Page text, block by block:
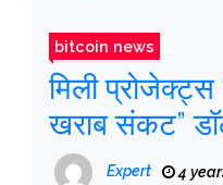
bitcoin news
मिली
खराब संकट”
क्रिप्टो शासन
Expert 4